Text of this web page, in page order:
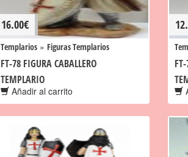
16.00€
Templarios » Figuras Templarios
FT-78 FIGURA CABALLERO
TEMPLARIO
Añadir al carrito